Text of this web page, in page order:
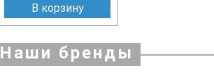
В корзину
Наши бренды